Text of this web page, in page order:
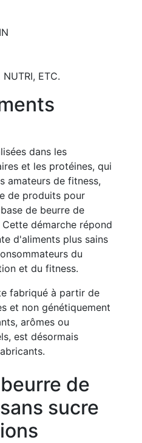
NUTRI, ETC.
dans les
et les protéines, qui
amateurs de fitness,
de produits pour
de beurre de
démarche répond
d'aliments plus sains
du
et du fitness.
fabriqué à partir de
et non génétiquement
arômes ou
est désormais
de
sucre